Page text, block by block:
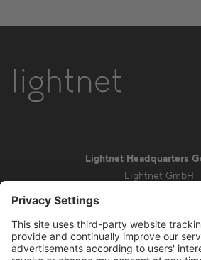
Lightnet Headquarters
Lightnet GmbH
info@lightnet.de